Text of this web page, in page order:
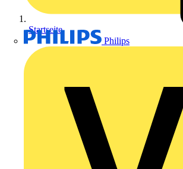
Philips
Startseite